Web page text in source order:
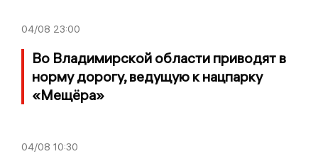
04/08 23:00
Во Владимирской области приводят в
норму дорогу, ведущую к нацпарку
«Мещёра»
04/08 10:30